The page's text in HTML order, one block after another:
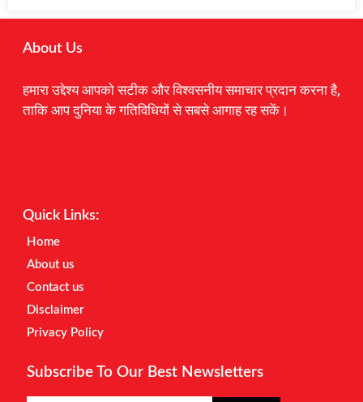
About Us
हमारा उद्देश्य आपको सटीक और विश्वसनीय समाचार प्रदान करना है,
ताकि आप दुनिया के गतिविधियों से सबसे आगाह रह सकें।
Quick Links:
Home
About us
Contact us
Disclaimer
Privacy Policy
Subscribe To Our Best Newsletters